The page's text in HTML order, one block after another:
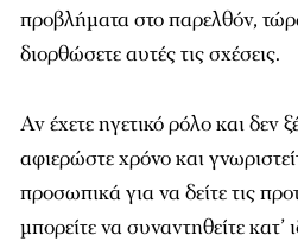
προβλήματα στο παρελθόν,
διορθώσετε αυτές τις σχέσεις.
Αν έχετε ηγετικό ρόλο και δεν
αφιερώστε χρόνο και
προσωπικά για να δείτε τις
μπορείτε να συναντηθείτε κατ’